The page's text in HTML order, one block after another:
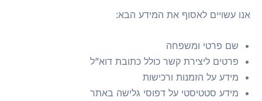
אנו עשויים לאסוף את המידע הבא:
שם פרטי ומשפחה
פרטים ליצירת קשר כולל כתובת דוא”ל
מידע על הזמנות ורכישות
מידע סטטיסטי על דפוסי גלישה באתר